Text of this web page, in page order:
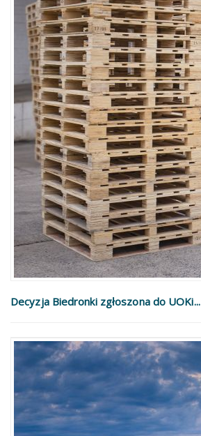
Decyzja Biedronki zgłoszona do UOKi...